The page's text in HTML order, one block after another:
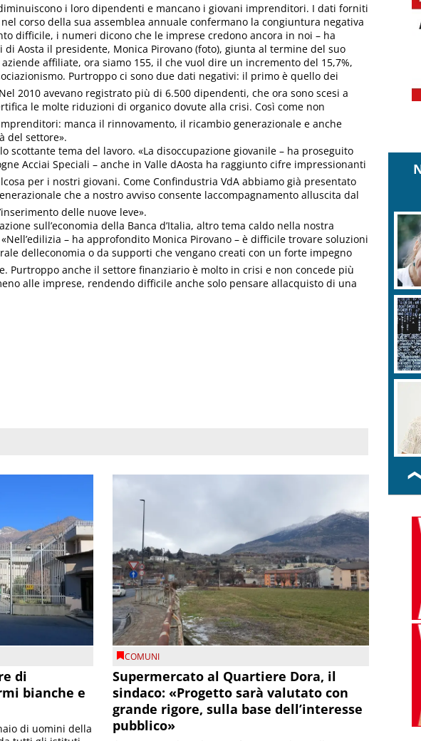
i loro dipendenti e mancano i giovani imprenditori. I dati forniti
corso della sua assemblea annuale confermano la congiuntura negativa
difficile, i numeri dicono che le imprese credono ancora in noi – ha
di Aosta il presidente, Monica Pirovano (foto), giunta al termine del suo
affiliate, ora siamo 155, il che vuol dire un incremento del 15,7%,
Purtroppo ci sono due dati negativi: il primo è quello dei
2010 avevano registrato più di 6.500 dipendenti, che ora sono scesi a
le molte riduzioni di organico dovute alla crisi. Così come non
manca il rinnovamento, il ricambio generazionale e anche
del settore».
scottante tema del lavoro. «La disoccupazione giovanile – ha proseguito
Acciai Speciali – anche in Valle dAosta ha raggiunto cifre impressionanti
per i nostri giovani. Come Confindustria VdA abbiamo già presentato
che a nostro avviso consente laccompagnamento alluscita dal
delle nuove leve».
sull’economia della Banca d’Italia, altro tema caldo nella nostra
– ha approfondito Monica Pirovano – è difficile trovare soluzioni
delleconomia o da supporti che vengano creati con un forte impegno
Purtroppo anche il settore finanziario è molto in crisi e non concede più
alle imprese, rendendo difficile anche solo pensare allacquisto di una
di
bianche e
di uomini della
COMUNI
Supermercato al Quartiere Dora, il
sindaco: «Progetto sarà valutato con
grande rigore, sulla base dell’interesse
pubblico»